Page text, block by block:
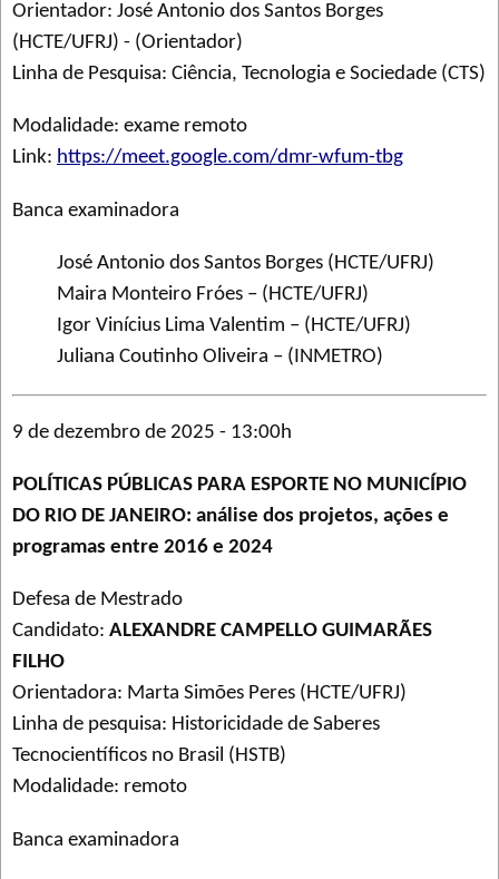
Orientador: José Antonio dos Santos Borges
(HCTE/UFRJ) - (Orientador)
Linha de Pesquisa: Ciência, Tecnologia e Sociedade (CTS)
Modalidade: exame remoto
Link: https://meet.google.com/dmr-wfum-tbg
Banca examinadora
José Antonio dos Santos Borges (HCTE/UFRJ)
Maira Monteiro Fróes – (HCTE/UFRJ)
Igor Vinícius Lima Valentim – (HCTE/UFRJ)
Juliana Coutinho Oliveira – (INMETRO)
9 de dezembro de 2025 - 13:00h
POLÍTICAS PÚBLICAS PARA ESPORTE NO MUNICÍPIO
DO RIO DE JANEIRO: análise dos projetos, ações e
programas entre 2016 e 2024
Defesa de Mestrado
Candidato: ALEXANDRE CAMPELLO GUIMARÃES
FILHO
Orientadora: Marta Simões Peres (HCTE/UFRJ)
Linha de pesquisa: Historicidade de Saberes
Tecnocientíficos no Brasil (HSTB)
Modalidade: remoto
Banca examinadora